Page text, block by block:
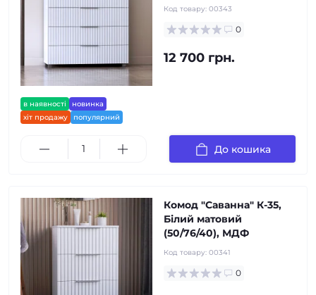
в наявності
новинка
хіт продажу
популярний
Код товару: 00343
0
12 700 грн.
До кошика
Комод "Саванна" К-35,
Білий матовий
(50/76/40), МДФ
Код товару: 00341
0